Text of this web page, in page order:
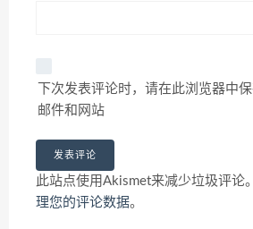
下次发表评论时，请在此浏览器中
邮件和网站
此站点使用Akismet来减少垃圾评论。
理您的评论数据。